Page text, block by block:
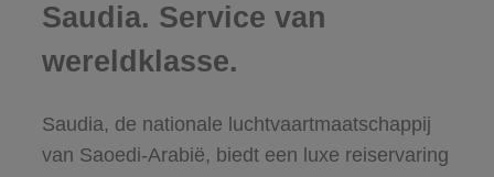
Saudia. Service van
wereldklasse.
Saudia, de nationale luchtvaartmaatschappij
van Saoedi-Arabië, biedt een luxe reiservaring